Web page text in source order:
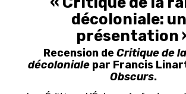
décoloniale:
présentation
Recension deCritique de
décolonialepar Francis
Obscurs.